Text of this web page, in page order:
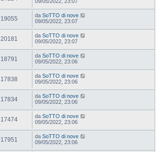
19055 da SoTTO di nove
09/05/2022, 23:07
20181 da SoTTO di nove
09/05/2022, 23:07
18791 da SoTTO di nove
09/05/2022, 23:06
17838 da SoTTO di nove
09/05/2022, 23:06
17834 da SoTTO di nove
09/05/2022, 23:06
17474 da SoTTO di nove
09/05/2022, 23:06
17951 da SoTTO di nove
09/05/2022, 23:06